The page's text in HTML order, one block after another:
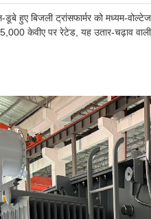
हुए बिजली ट्रांसफार्मर को मध्यम-
केवीए पर रेटेड, यह उतार-चढ़ाव